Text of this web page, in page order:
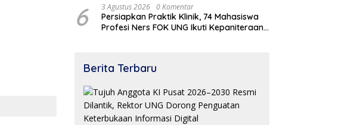
Sistimatis. Polda Gorontalo Diminta
Profesional
6 3 Agustus 2026 0 Komentar
Persiapkan Praktik Klinik, 74 Mahasiswa
Profesi Ners FOK UNG Ikuti Kepaniteraan
Berita Terbaru